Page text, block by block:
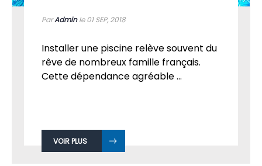
ParAdminle 01SEP, 2018
Installer une piscine relève souvent du
rêve de nombreux famille français.
Cette dépendance agréable ...
VOIR PLUS